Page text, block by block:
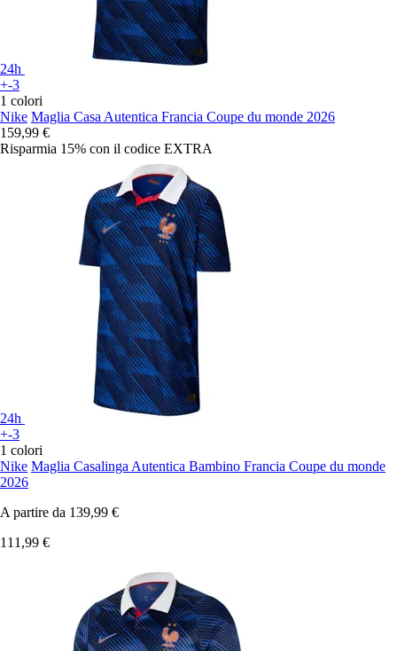
24h
+-3
1 colori
Nike Maglia Casa Autentica Francia Coupe du monde 2026
159,99 €
Risparmia 15% con il codice EXTRA
24h
+-3
1 colori
Nike Maglia Casalinga Autentica Bambino Francia Coupe du monde
2026
A partire da 139,99 €
111,99 €